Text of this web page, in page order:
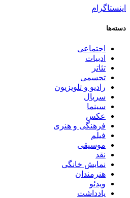
اینستاگرام
دسته‌ها
اجتماعی
ادبیات
تئاتر
تجسمی
رادیو و تلویزیون
سریال
سینما
عکس
فرهنگی و هنری
فیلم
موسیقی
نقد
نمایش خانگی
هنرمندان
ویدئو
یادداشت